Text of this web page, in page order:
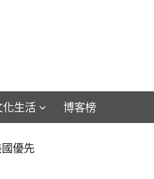
化生活 博客榜
導彈核潛艇 美軍重訂艦種為